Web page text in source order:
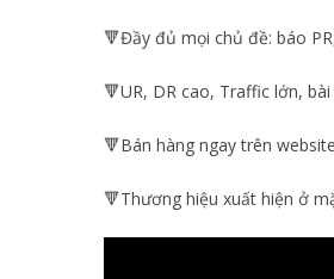
🔻Đầy đủ mọi chủ đề: báo
🔻UR, DR cao, Traffic lớn,
🔻Bán hàng ngay trên
🔻Thương hiệu xuất hiện ở